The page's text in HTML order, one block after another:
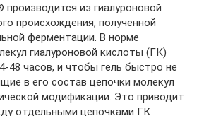
из гиалуроновой
происхождения, полученной
ферментации. В норме
гиалуроновой кислоты (ГК)
48 часов, и чтобы гель быстро не
в его состав цепочки молекул
модификации. Это приводит
отдельными цепочками ГК